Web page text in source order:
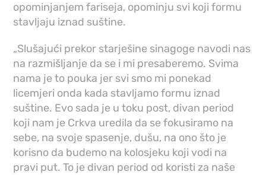
opominjanjem fariseja, opominju svi koji formu
stavljaju iznad suštine.
„Slušajući prekor starješine sinagoge navodi nas
na razmišljanje da se i mi presaberemo. Svima
nama je to pouka jer svi smo mi ponekad
licemjeri onda kada stavljamo formu iznad
suštine. Evo sada je u toku post, divan period
koji nam je Crkva uredila da se fokusiramo na
sebe, na svoje spasenje, dušu, na ono što je
korisno da budemo na kolosjeku koji vodi na
pravi put. To je divan period od koristi za naše